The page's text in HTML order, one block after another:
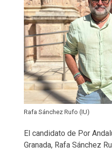
Rafa Sánchez Rufo (IU)
El candidato de Por
Granada, Rafa Sánchez